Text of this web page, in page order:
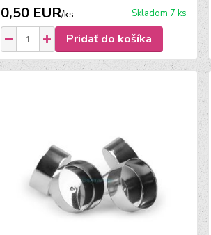
0,50 EUR/ks Skladom 7 ks
Pridať do košíka